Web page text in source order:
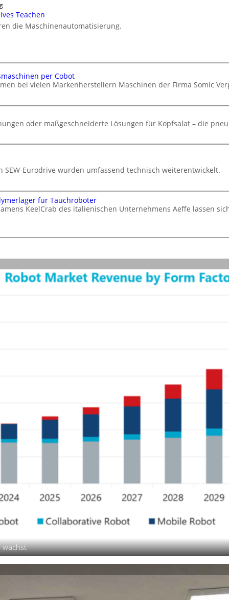
Teachen
die Maschinenautomatisierung.
per Cobot
bei vielen Markenherstellern Maschinen der Firma Somic
oder maßgeschneiderte Lösungen für Kopfsalat – die
SEW-Eurodrive wurden umfassend technisch weiterentwickelt.
für Tauchroboter
KeelCrab des italienischen Unternehmens Aeffe lassen